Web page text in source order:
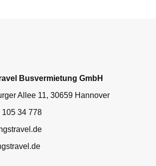
Busvermietung GmbH
Allee 11, 30659 Hannover
105 34 778